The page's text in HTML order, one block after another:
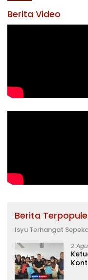
Berita Video
Berita
Isyu Terhangat
2